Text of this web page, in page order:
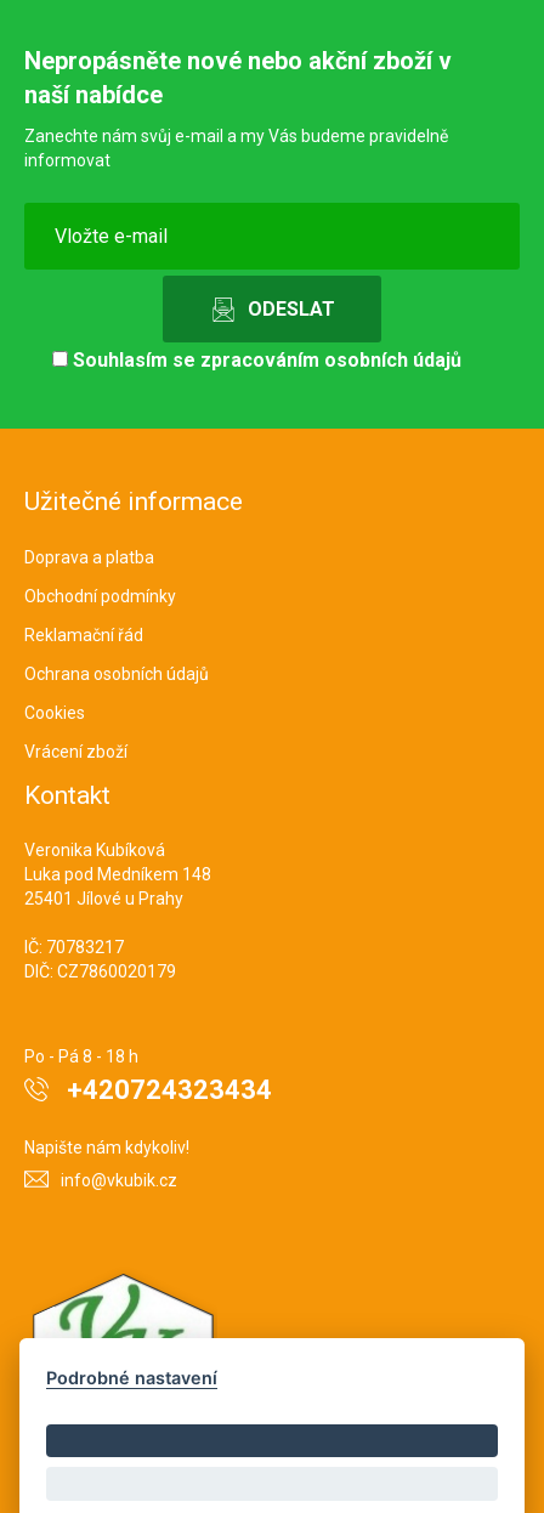
Nepropásněte nové nebo akční zboží v
naší nabídce
Zanechte nám svůj e-mail a my Vás budeme pravidelně
informovat
Souhlasím se zpracováním osobních údajů
Užitečné informace
Doprava a platba
Obchodní podmínky
Reklamační řád
Ochrana osobních údajů
Cookies
Vrácení zboží
Kontakt
Veronika Kubíková
Luka pod Medníkem 148
25401 Jílové u Prahy
IČ: 70783217
DIČ: CZ7860020179
Po - Pá 8 - 18 h
+420724323434
Napište nám kdykoliv!
info@vkubik.cz
Podrobné nastavení